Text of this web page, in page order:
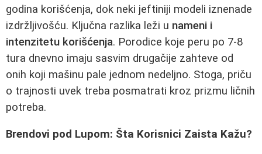
godina korišćenja, dok neki jeftiniji modeli iznenade
izdržljivošću. Ključna razlika leži u nameni i
intenzitetu korišćenja. Porodice koje peru po 7-8
tura dnevno imaju sasvim drugačije zahteve od
onih koji mašinu pale jednom nedeljno. Stoga, priču
o trajnosti uvek treba posmatrati kroz prizmu ličnih
potreba.
Brendovi pod Lupom: Šta Korisnici Zaista Kažu?